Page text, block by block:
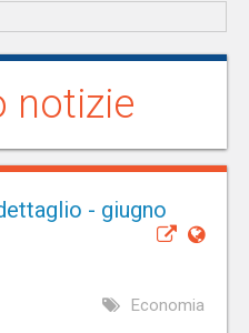
notizie
- giugno
Economia